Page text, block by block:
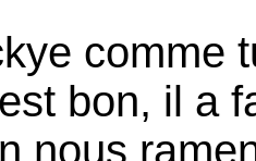
comme
bon, il a
nous